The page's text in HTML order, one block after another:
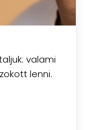
valami
lenni.